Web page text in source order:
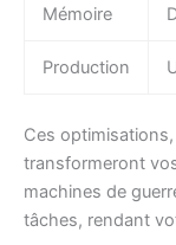
Mémoire
Production
Ces
transformeront
machines de
tâches, rendant